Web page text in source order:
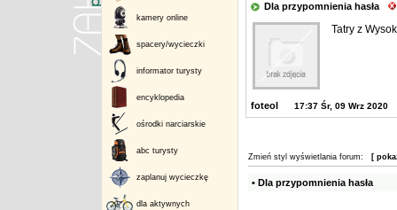
kamery online
spacery/wycieczki
informator turysty
encyklopedia
ośrodki narciarskie
abc turysty
zaplanuj wycieczkę
dla aktywnych
Dla przypomnienia hasła
Tatry z
foteol 17:37 Śr, 09 Wrz 2020
Zmień styl wyświetlania forum: [
• Dla przypomnienia hasła